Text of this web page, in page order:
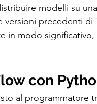
modelli su
precedenti di
in modo
con
al programmatore